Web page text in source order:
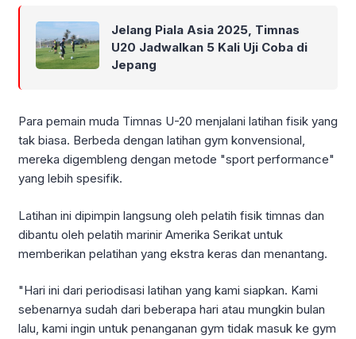
Jelang Piala Asia 2025, Timnas
U20 Jadwalkan 5 Kali Uji Coba di
Jepang
Para pemain muda Timnas U-20 menjalani latihan fisik yang
tak biasa. Berbeda dengan latihan gym konvensional,
mereka digembleng dengan metode "sport performance"
yang lebih spesifik.
Latihan ini dipimpin langsung oleh pelatih fisik timnas dan
dibantu oleh pelatih marinir Amerika Serikat untuk
memberikan pelatihan yang ekstra keras dan menantang.
"Hari ini dari periodisasi latihan yang kami siapkan. Kami
sebenarnya sudah dari beberapa hari atau mungkin bulan
lalu, kami ingin untuk penanganan gym tidak masuk ke gym